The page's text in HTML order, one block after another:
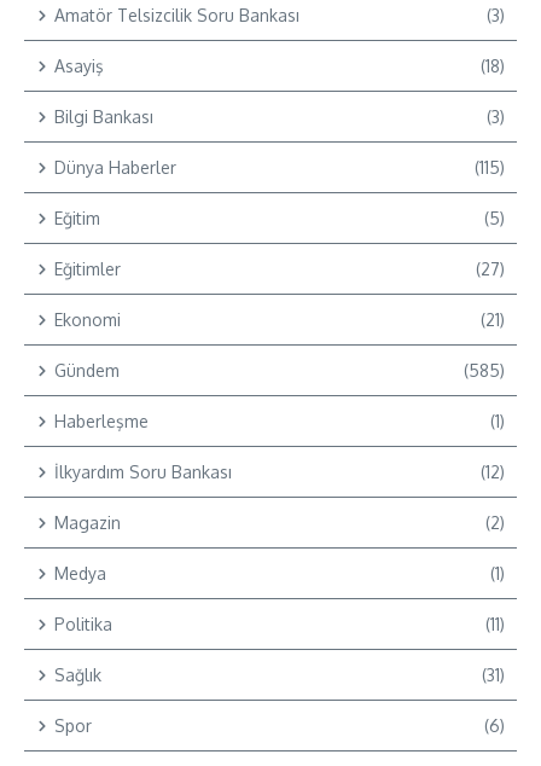
Amatör Telsizcilik Soru Bankası (3)
Asayiş (18)
Bilgi Bankası (3)
Dünya Haberler (115)
Eğitim (5)
Eğitimler (27)
Ekonomi (21)
Gündem (585)
Haberleşme (1)
İlkyardım Soru Bankası (12)
Magazin (2)
Medya (1)
Politika (11)
Sağlık (31)
Spor (6)